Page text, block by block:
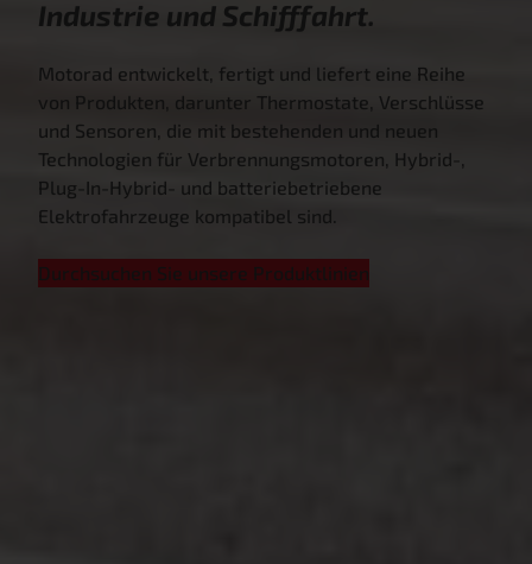
Industrie und Schifffahrt.
Motorad entwickelt, fertigt und liefert eine Reihe
von Produkten, darunter Thermostate, Verschlüsse
und Sensoren, die mit bestehenden und neuen
Technologien für Verbrennungsmotoren, Hybrid-,
Plug-In-Hybrid- und batteriebetriebene
Elektrofahrzeuge kompatibel sind.
Durchsuchen Sie unsere Produktlinien